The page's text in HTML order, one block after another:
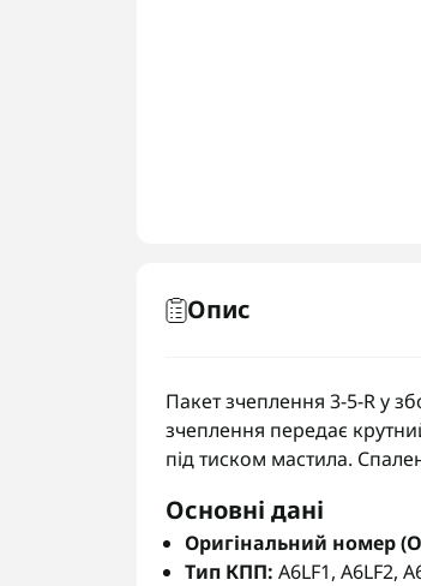
Опис
Пакет зчеплення 3-5-R у
зчеплення передає
під тиском мастила.
Основні дані
Оригінальний номер
Тип КПП: A6LF1, A6LF2,